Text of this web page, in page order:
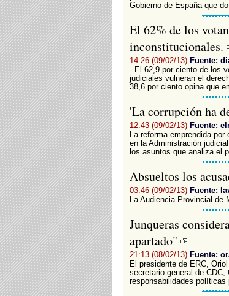
Gobierno de España que
El 62% de los
inconstitucionales.
14:26 (09/02/13) Fuente:
- El 62,9 por ciento de los
judiciales vulneran el
38,6 por ciento opina que
'La corrupción ha
12:43 (09/02/13) Fuente:
La reforma emprendida
en la Administración
los asuntos que analiza el
Absueltos los
03:46 (09/02/13) Fuente:
La Audiencia Provincial de
Junqueras
apartado"
21:13 (08/02/13) Fuente:
El presidente de ERC,
secretario general de
responsabilidades políticas